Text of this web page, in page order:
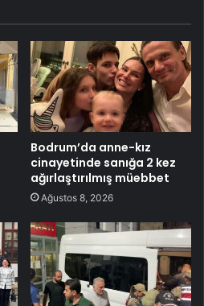
Bodrum’da anne-kız
cinayetinde sanığa 2 kez
ağırlaştırılmış müebbet
Ağustos 8, 2026